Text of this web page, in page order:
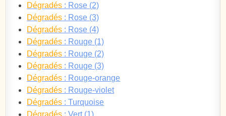
Dégradés : Rose (2)
Dégradés : Rose (3)
Dégradés : Rose (4)
Dégradés : Rouge (1)
Dégradés : Rouge (2)
Dégradés : Rouge (3)
Dégradés : Rouge-orange
Dégradés : Rouge-violet
Dégradés : Turquoise